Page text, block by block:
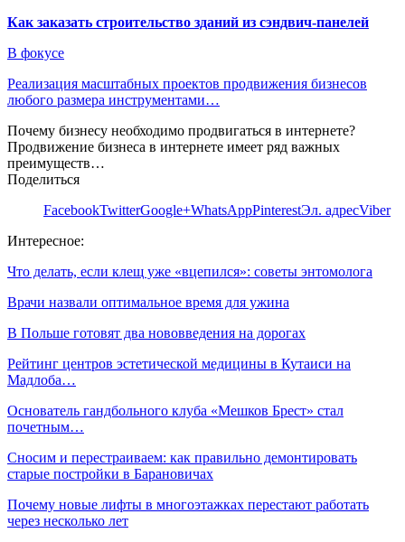
Как заказать строительство зданий из сэндвич-панелей
В фокусе
Реализация масштабных проектов продвижения бизнесов
любого размера инструментами…
Почему бизнесу необходимо продвигаться в интернете?
Продвижение бизнеса в интернете имеет ряд важных
преимуществ…
Поделиться
FacebookTwitterGoogle+WhatsAppPinterestЭл. адресViber
Интересное:
Что делать, если клещ уже «вцепился»: советы энтомолога
Врачи назвали оптимальное время для ужина
В Польше готовят два нововведения на дорогах
Рейтинг центров эстетической медицины в Кутаиси на
Мадлоба…
Основатель гандбольного клуба «Мешков Брест» стал
почетным…
Сносим и перестраиваем: как правильно демонтировать
старые постройки в Барановичах
Почему новые лифты в многоэтажках перестают работать
через несколько лет